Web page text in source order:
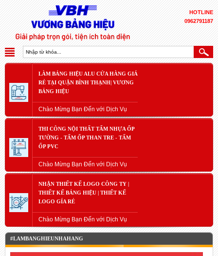
HOTLINE
0962791187
LÀM BẢNG HIỆU ALU CỬA HÀNG GIÁ
RẺ TẠI QUẬN BÌNH THẠNH| VƯƠNG
BẢNG HIỆU
Chào Mừng Bạn Đến với Dịch Vụ
THI CÔNG NỘI THẤT TẤM NHỰA ỐP
TƯỜNG - TẤM ỐP THAN TRE - TẤM
ỐP PVC
Chào Mừng Bạn Đến với Dịch Vụ
NHẬN THIẾT KẾ LOGO CÔNG TY |
THIẾT KẾ BẢNG HIỆU | THIẾT KẾ
LOGO GÍA RẺ
Chào Mừng Bạn Đến với Dịch Vụ
#LAMBANGHIEUNHAHANG